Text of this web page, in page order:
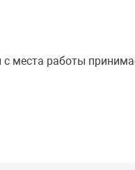
места работы